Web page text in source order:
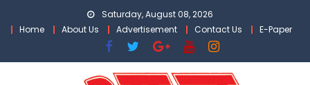
Saturday, August 08, 2026
Home
About Us Advertisement Contact Us E-Paper